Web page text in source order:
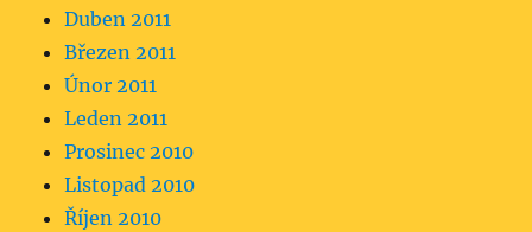
Duben 2011
Březen 2011
Únor 2011
Leden 2011
Prosinec 2010
Listopad 2010
Říjen 2010